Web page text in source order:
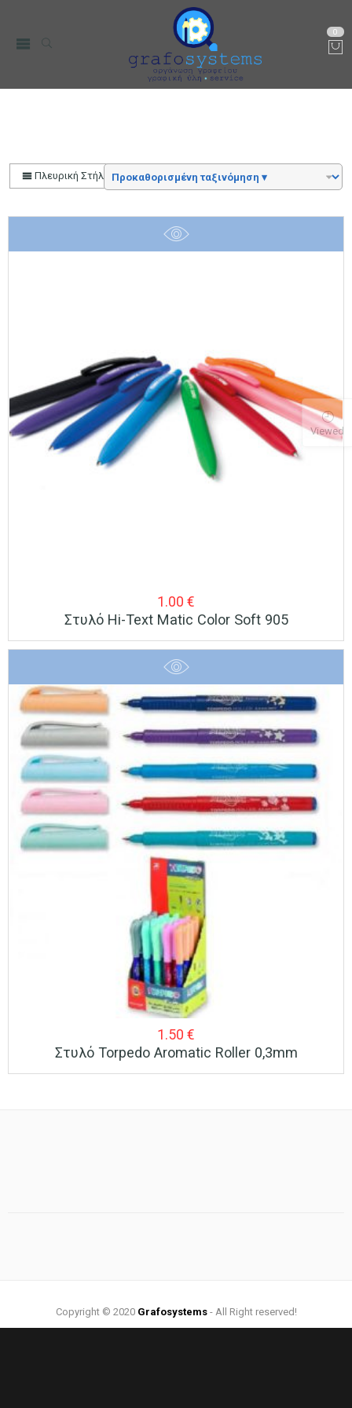
0
Πλευρική Στήλη
1.00 €
Στυλό Hi-Text Matic Color Soft 905
1.50 €
Στυλό Torpedo Aromatic Roller 0,3mm
Copyright © 2020 Grafosystems- All Right reserved!
Viewed